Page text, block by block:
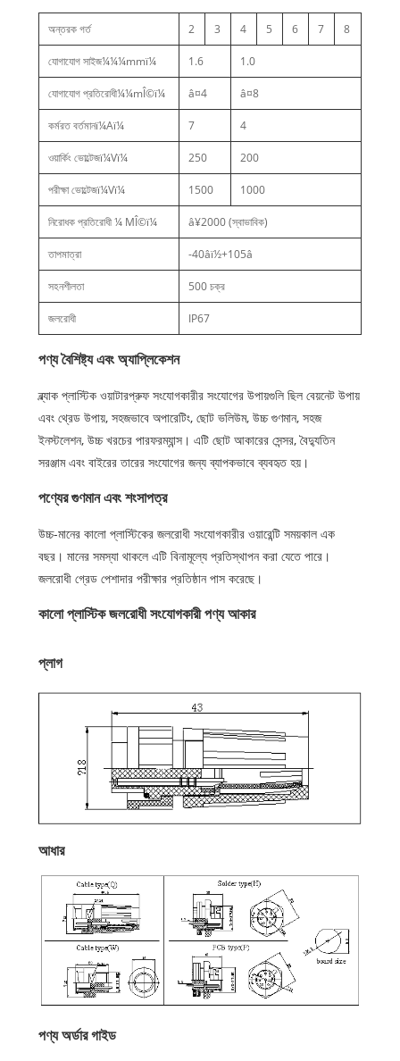
অন্তরক গর্ত 2 3 4 5 6 7 8
যোগাযোগ সাইজ¼¼¼mmï¼ 1.6 1.0
যোগাযোগ প্রতিরোধী¼¼mÎ©ï¼ â¤4 â¤8
কর্মরত বর্তমানï¼Aï¼ 7 4
ওয়ার্কিং ভোল্টেজï¼Vï¼ 250 200
পরীক্ষা ভোল্টেজï¼Vï¼ 1500 1000
নিরোধক প্রতিরোধী ¼ MÎ©ï¼ â¥2000 (স্বাভাবিক)
তাপমাত্রা -40âï½+105â
সহনশীলতা 500 চক্র
জলরোধী IP67
পণ্য বৈশিষ্ট্য এবং অ্যাপ্লিকেশন
ব্ল্যাক প্লাস্টিক ওয়াটারপ্রুফ সংযোগকারীর সংযোগের উপায়গুলি ছিল বেয়নেট উপায়
এবং থ্রেড উপায়, সহজভাবে অপারেটিং, ছোট ভলিউম, উচ্চ গুণমান, সহজ
ইনস্টলেশন, উচ্চ খরচের পারফরম্যান্স। এটি ছোট আকারের সেন্সর, বৈদ্যুতিন
সরঞ্জাম এবং বাইরের তারের সংযোগের জন্য ব্যাপকভাবে ব্যবহৃত হয়।
পণ্যের গুণমান এবং শংসাপত্র
উচ্চ-মানের কালো প্লাস্টিকের জলরোধী সংযোগকারীর ওয়ারেন্টি সময়কাল এক
বছর। মানের সমস্যা থাকলে এটি বিনামূল্যে প্রতিস্থাপন করা যেতে পারে।
জলরোধী গ্রেড পেশাদার পরীক্ষার প্রতিষ্ঠান পাস করেছে।
কালো প্লাস্টিক জলরোধী সংযোগকারী পণ্য আকার
প্লাগ
আধার
পণ্য অর্ডার গাইড